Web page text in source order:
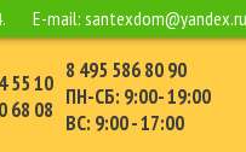
E-mail: santexdom@yandex.ru
55 10
68 08
8 495 586 80 90
ПН-СБ: 9:00- 19:00
ВС: 9:00 - 17:00